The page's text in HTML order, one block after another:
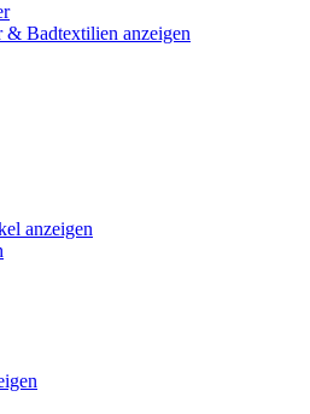
& Badtextilien anzeigen
anzeigen